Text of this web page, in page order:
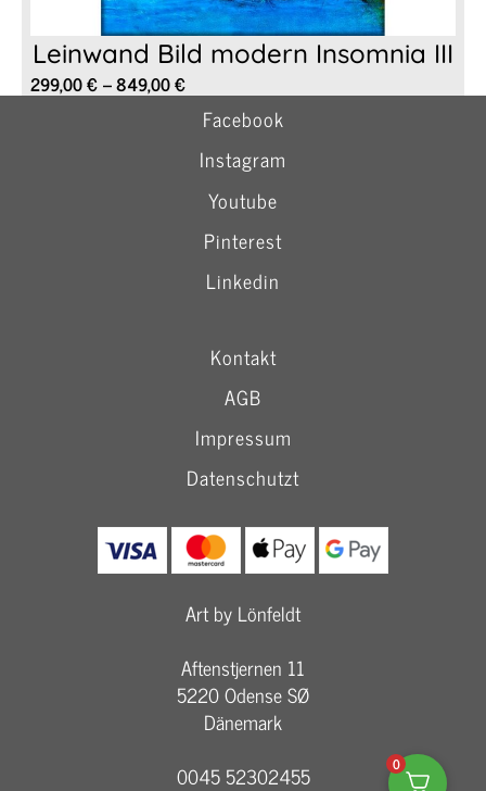
Leinwand Bild modern Insomnia III
299,00€–849,00€
299,00 €
bis
849,00 €
Facebook
Instagram
Youtube
Pinterest
Linkedin
Kontakt
AGB
Impressum
Datenschutzt
Art by Lönfeldt
Aftenstjernen 11
5220 Odense SØ
Dänemark
0045 52302455
0